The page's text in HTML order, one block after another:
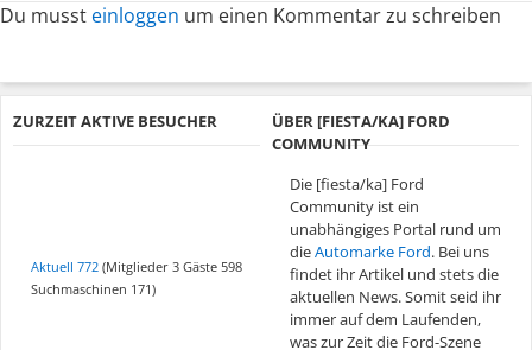
Du musst einloggen um einen Kommentar zu schreiben
ZURZEIT AKTIVE BESUCHER
Aktuell 772 (Mitglieder 3 Gäste 598
Suchmaschinen 171)
ÜBER [FIESTA/KA] FORD
COMMUNITY
Die [fiesta/ka] Ford
Community ist ein
unabhängiges Portal rund um
dieAutomarke Ford. Bei uns
findet ihr Artikel und stets die
aktuellen News. Somit seid ihr
immer auf dem Laufenden,
was zur Zeit die Ford-Szene